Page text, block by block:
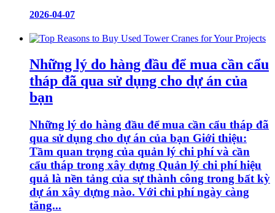
2026-04-07
Những lý do hàng đầu để mua cần cẩu
tháp đã qua sử dụng cho dự án của
bạn
Những lý do hàng đầu để mua cần cẩu tháp đã
qua sử dụng cho dự án của bạn Giới thiệu:
Tầm quan trọng của quản lý chi phí và cần
cẩu tháp trong xây dựng Quản lý chi phí hiệu
quả là nền tảng của sự thành công trong bất kỳ
dự án xây dựng nào. Với chi phí ngày càng
tăng...